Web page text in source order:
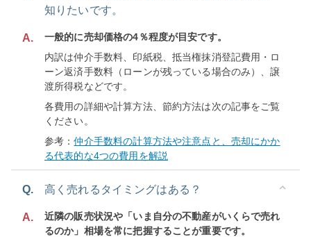
知りたいです。
A.
一般的に売却価格の4％程度が目安です。
内訳は仲介手数料、印紙税、抵当権抹消登記費用・ロ
ーン返済手数料（ローンが残っている場合のみ）、譲
渡所得税などです。
各費用の詳細や計算方法、節約方法は次の記事をご覧
ください。
参考：仲介手数料の計算方法や注意点と、売却にかか
る代表的な4つの費用を解説
Q. 高く売れるタイミングはある？
A.
近隣の販売状況や「いま自分の不動産がいくらで売れ
るのか」相場を常に把握することが重要です。